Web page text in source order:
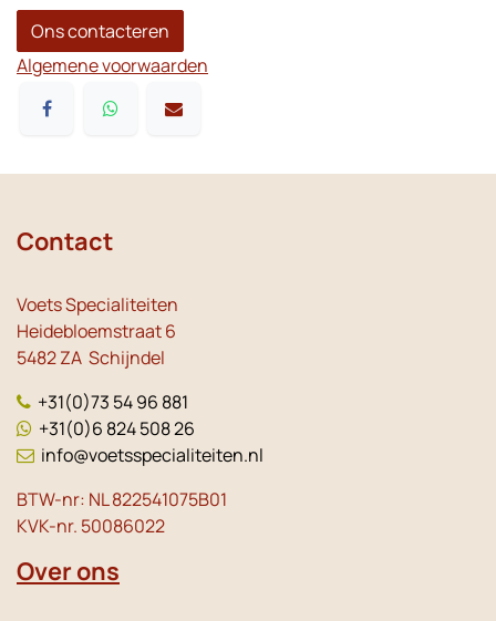
Ons contacteren
Algemene voorwaarden
Contact
Voets Specialiteiten
Heidebloemstraat 6
5482 ZA Schijndel
+31(0)73 54 96 881
+31(0)6 824 508 26
info@voetsspecialiteiten.nl
BTW-nr: NL 822541075B01
KVK-nr. 50086022
Over ons